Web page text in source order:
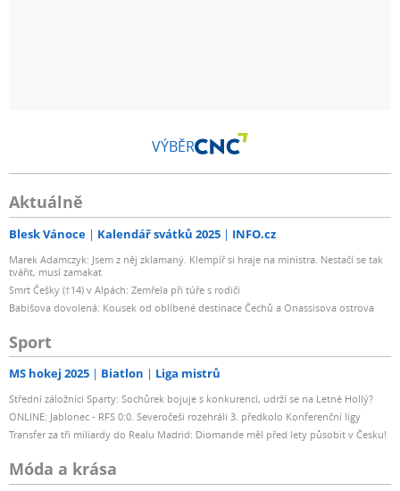
VÝBĚR
Aktuálně
Blesk Vánoce Kalendář svátků 2025 INFO.cz
Marek Adamczyk: Jsem z něj zklamaný. Klempíř si hraje na ministra. Nestačí se tak
tvářit, musí zamakat
Smrt Češky (†14) v Alpách: Zemřela při túře s rodiči
Babišova dovolená: Kousek od oblíbené destinace Čechů a Onassisova ostrova
Sport
MS hokej 2025 Biatlon Liga mistrů
Střední záložníci Sparty: Sochůrek bojuje s konkurencí, udrží se na Letné Hollý?
ONLINE: Jablonec - RFS 0:0. Severočeši rozehráli 3. předkolo Konferenční ligy
Transfer za tři miliardy do Realu Madrid: Diomande měl před lety působit v Česku!
Móda a krása